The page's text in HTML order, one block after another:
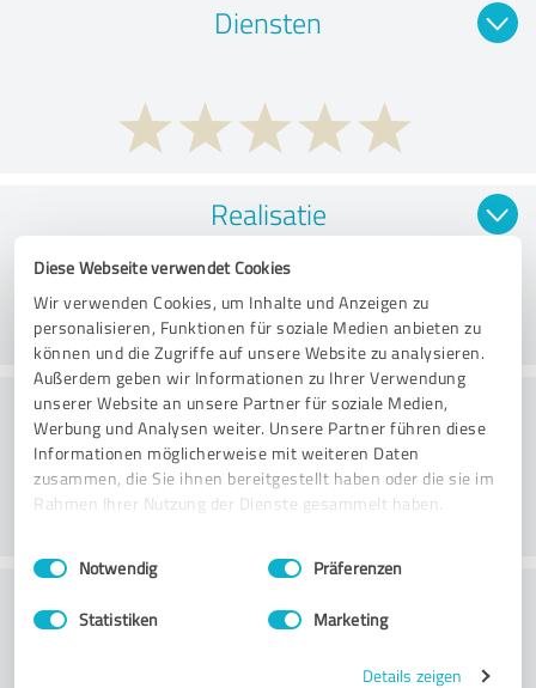
Diese Webseite verwendet Cookies
Wir verwenden Cookies, um Inhalte und Anzeigen zu
personalisieren, Funktionen für soziale Medien anbieten zu
können und die Zugriffe auf unsere Website zu analysieren.
Außerdem geben wir Informationen zu Ihrer Verwendung
unserer Website an unsere Partner für soziale Medien,
Werbung und Analysen weiter. Unsere Partner führen diese
Informationen möglicherweise mit weiteren Daten
zusammen, die Sie ihnen bereitgestellt haben oder die sie im
Rahmen Ihrer Nutzung der Dienste gesammelt haben.
Impressum Datenschutzbestimmungen
Einwilligungsauswahl
Notwendig Präferenzen
Statistiken Marketing
Details zeigen
Diensten
Realisatie
Consulting